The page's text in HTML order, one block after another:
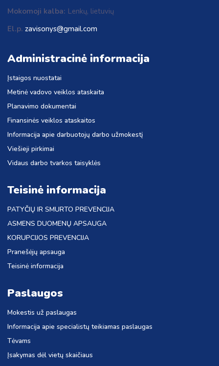
Mokomoji kalba: Lenkų, lietuvių
El.p. zavisonys@gmail.com
Administracinė informacija
Įstaigos nuostatai
Metinė vadovo veiklos ataskaita
Planavimo dokumentai
Finansinės veiklos ataskaitos
Informacija apie darbuotojų darbo užmokestį
Viešieji pirkimai
Vidaus darbo tvarkos taisyklės
Teisinė informacija
PATYČIŲ IR SMURTO PREVENCIJA
ASMENS DUOMENŲ APSAUGA
KORUPCIJOS PREVENCIJA
Pranešėjų apsauga
Teisinė informacija
Paslaugos
Mokestis už paslaugas
Informacija apie specialistų teikiamas paslaugas
Tėvams
Įsakymas dėl vietų skaičiaus